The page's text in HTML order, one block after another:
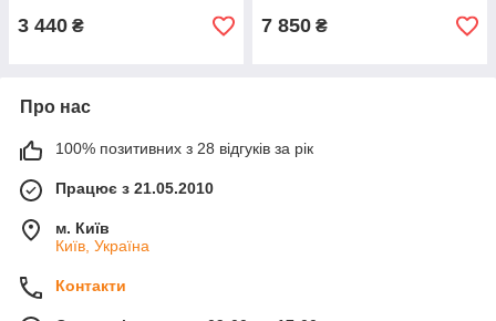
3 440 ₴ 7 850 ₴
Про нас
100% позитивних з 28 відгуків за рік
Працює з 21.05.2010
м. Київ
Київ, Україна
Контакти